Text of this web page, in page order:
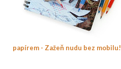
papírem - Zažeň nudu bez mobilu!